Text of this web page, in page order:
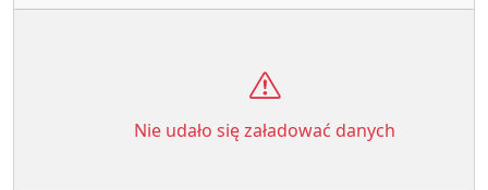
Nie udało się załadować danych